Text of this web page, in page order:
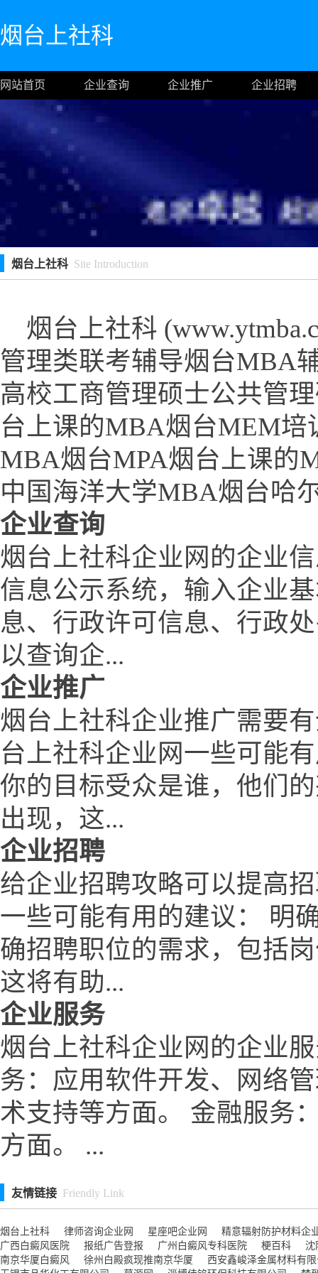
烟台上社科
网站首页 企业查询 企业推广 企业招聘
烟台上社科 Site Introduction
烟台上社科
管理类联考辅导烟台MBA
高校工商管理硕士公共管
台上课的MBA烟台MEM培
MBA烟台MPA烟台上课的
中国海洋大学MBA烟台哈
企业查询
烟台上社科企业网的企业
信息公示系统，输入企业
息、行政许可信息、行政
以查询企...
企业推广
烟台上社科企业推广需要
台上社科企业网一些可能
你的目标受众是谁，他们
出现，这...
企业招聘
给企业招聘攻略可以提高
一些可能有用的建议： 明
确招聘职位的需求，包括
这将有助...
企业服务
烟台上社科企业网的企业
务：应用软件开发、网络
术支持等方面。 金融服务
方面。 ...
友情链接 Friendly Link
烟台上社科 律师咨询企业网 星座吧企业网
精意辐射防护材料企
广西白癜风医院
报纸广告登报 广州白癜风专科医院 梗百科
沈
南京华厦白癜风
徐州白殿疯现推南京华厦
西安鑫峻泽金属材料有